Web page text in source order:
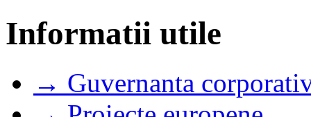
Informatii utile
→ Guvernanta